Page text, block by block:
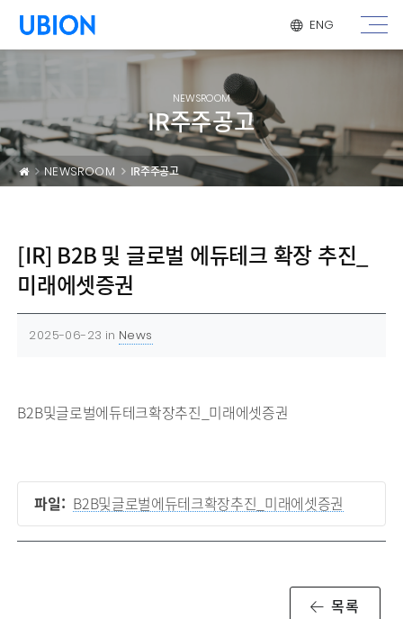
메뉴 건너 뛰기
ENG
NEWSROOM
IR주주공고
NEWSROOM IR주주공고
[IR] B2B 및 글로벌 에듀테크 확장 추진_
미래에셋증권
2025-06-23 in News
B2B및글로벌에듀테크확장추진_미래에셋증권
파일: B2B및글로벌에듀테크확장추진_미래에셋증권
목록